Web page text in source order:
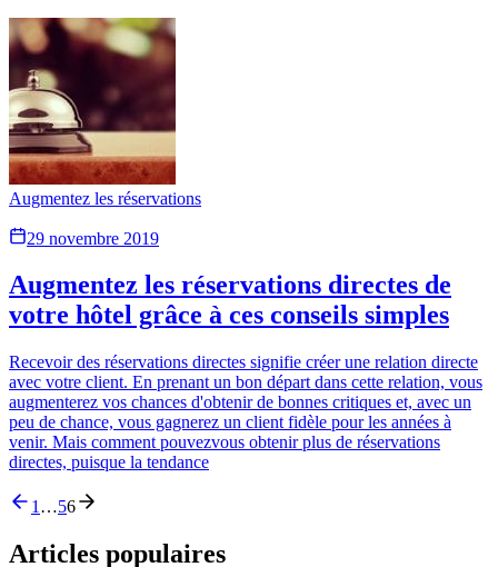
Augmentez les réservations
29 novembre 2019
Augmentez les réservations directes de
votre hôtel grâce à ces conseils simples
Recevoir des réservations directes signifie créer une relation directe
avec votre client. En prenant un bon départ dans cette relation, vous
augmenterez vos chances d'obtenir de bonnes critiques et, avec un
peu de chance, vous gagnerez un client fidèle pour les années à
venir. Mais comment pouvezvous obtenir plus de réservations
directes, puisque la tendance
1 …56
Articles populaires